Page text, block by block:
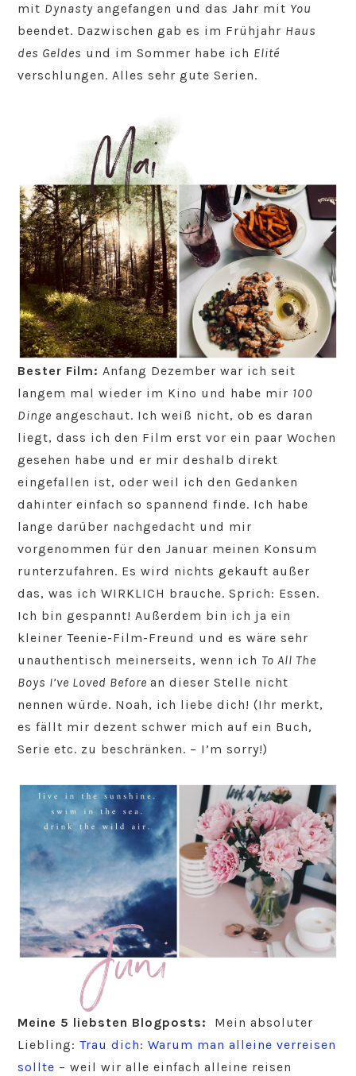
mit Dynasty angefangen und das Jahr mit You
beendet. Dazwischen gab es im Frühjahr Haus
des Geldes und im Sommer habe ich Elité
verschlungen. Alles sehr gute Serien.
Bester Film: Anfang Dezember war ich seit
langem mal wieder im Kino und habe mir 100
Dinge angeschaut. Ich weiß nicht, ob es daran
liegt, dass ich den Film erst vor ein paar Wochen
gesehen habe und er mir deshalb direkt
eingefallen ist, oder weil ich den Gedanken
dahinter einfach so spannend finde. Ich habe
lange darüber nachgedacht und mir
vorgenommen für den Januar meinen Konsum
runterzufahren. Es wird nichts gekauft außer
das, was ich WIRKLICH brauche. Sprich: Essen.
Ich bin gespannt! Außerdem bin ich ja ein
kleiner Teenie-Film-Freund und es wäre sehr
unauthentisch meinerseits, wenn ich To All The
Boys I’ve Loved Beforean dieser Stelle nicht
nennen würde. Noah, ich liebe dich! (Ihr merkt,
es fällt mir dezent schwer mich auf ein Buch,
Serie etc. zu beschränken. – I’m sorry!)
Meine 5 liebsten Blogposts: Mein absoluter
Liebling: Trau dich: Warum man alleine verreisen
sollte – weil wir alle einfach alleine reisen